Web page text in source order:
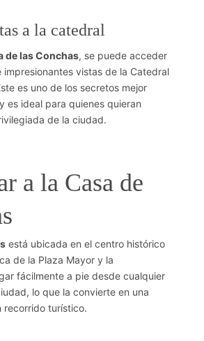
a la catedral
de las Conchas, se puede acceder
vistas de la Catedral
es uno de los secretos mejor
es ideal para quienes quieran
de la ciudad.
a la Casa de
está ubicada en el centro histórico
de la Plaza Mayor y la
fácilmente a pie desde cualquier
lo que la convierte en una
recorrido turístico.